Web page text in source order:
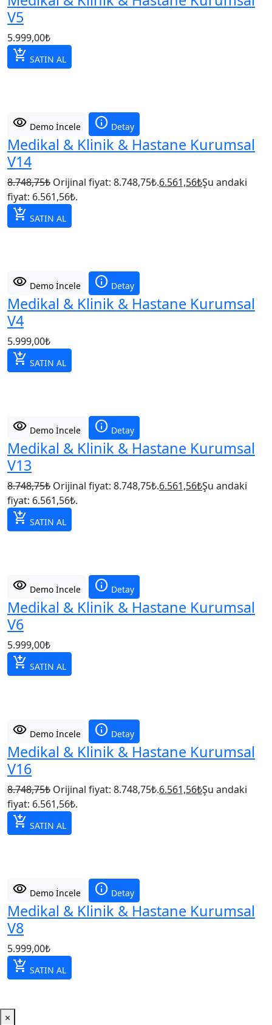
V5
5.999,00₺
add_shopping_cart SATIN AL
visibility Demo İncele info Detay
Medikal & Klinik & Hastane Kurumsal
V14
8.748,75₺ Orijinal fiyat: 8.748,75₺.6.561,56₺Şu andaki
fiyat: 6.561,56₺.
add_shopping_cart SATIN AL
visibility Demo İncele info Detay
Medikal & Klinik & Hastane Kurumsal
V4
5.999,00₺
add_shopping_cart SATIN AL
visibility Demo İncele info Detay
Medikal & Klinik & Hastane Kurumsal
V13
8.748,75₺ Orijinal fiyat: 8.748,75₺.6.561,56₺Şu andaki
fiyat: 6.561,56₺.
add_shopping_cart SATIN AL
visibility Demo İncele info Detay
Medikal & Klinik & Hastane Kurumsal
V6
5.999,00₺
add_shopping_cart SATIN AL
visibility Demo İncele info Detay
Medikal & Klinik & Hastane Kurumsal
V16
8.748,75₺ Orijinal fiyat: 8.748,75₺.6.561,56₺Şu andaki
fiyat: 6.561,56₺.
add_shopping_cart SATIN AL
visibility Demo İncele info Detay
Medikal & Klinik & Hastane Kurumsal
V8
5.999,00₺
add_shopping_cart SATIN AL
×